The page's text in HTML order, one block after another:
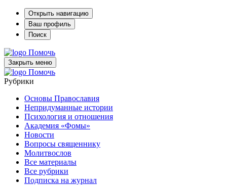
Открыть навигацию
Ваш профиль
Поиск
Помочь
Закрыть меню
Помочь
Рубрики
Основы Православия
Непридуманные истории
Психология и отношения
Академия «Фомы»
Новости
Вопросы священнику
Молитвослов
Все материалы
Все рубрики
Подписка на журнал